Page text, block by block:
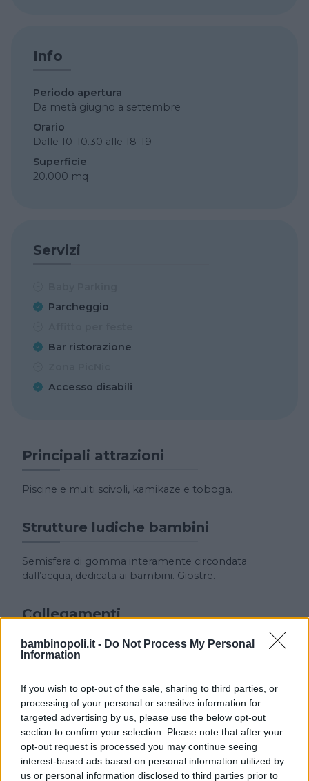
bambinopoli.it - Do Not Process My Personal
Information
If you wish to opt-out of the sale, sharing to third parties, or
processing of your personal or sensitive information for
targeted advertising by us, please use the below opt-out
section to confirm your selection. Please note that after your
opt-out request is processed you may continue seeing
interest-based ads based on personal information utilized by
us or personal information disclosed to third parties prior to
Info
Periodo apertura
Da metà giugno a settembre
Orario
Dalle 10-10.30 alle 18-19
Superficie
20.000 mq
Servizi
Parcheggio
Bar ristorazione
Accesso disabili
Principali attrazioni
Piscine e multi scivoli, kamikaze e toboga.
Strutture ludiche bambini
Semisfera di gomma interamente circondata
dall’acqua, dedicata ai bambini. Giostre.
Collegamenti
Stazione Fs, Arzachena: fermata bus, Km 1
aeroporto Olbia